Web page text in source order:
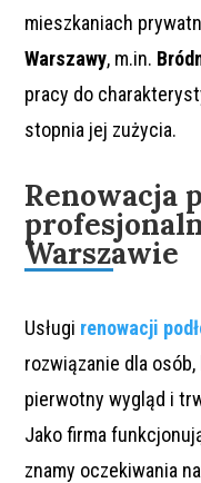
mieszkaniach
Warszawy, m.in.
pracy do
stopnia jej zużycia.
Renowacja
Warszawie
Usługi renowacji
rozwiązanie dla
pierwotny wygląd i
Jako firma
znamy oczekiwania